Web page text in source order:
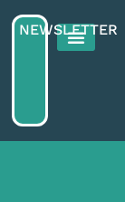
NEWSLETTER